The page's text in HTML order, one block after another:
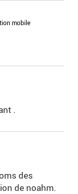
mobile
.
des
de noahm.